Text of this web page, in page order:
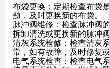
布袋更换 ：定期检查布袋
题，及时更换新的布袋。
脉冲阀维修 ：检查脉冲阀
拆卸清洗或更换新的脉冲阀
清灰系统检修 ：检查清灰
常，如有故障，及时修复
电气系统检查 ：检查电气